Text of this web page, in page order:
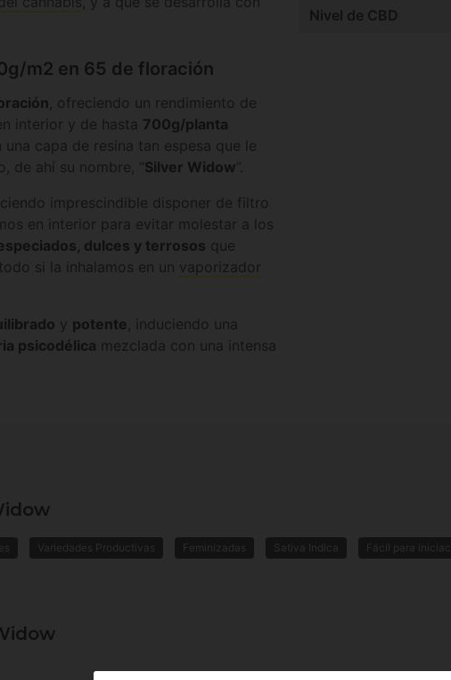
m2 en 65 de floración
, ofreciendo un rendimiento de
interior y de hasta 700g/planta
capa de resina tan espesa que le
de ahí su nombre, “Silver Widow”.
imprescindible disponer de filtro
en interior para evitar molestar a los
dulces y terrosos que
si la inhalamos en un vaporizador
y potente, induciendo una
psicodélica mezclada con una intensa
Nivel de CBD
Variedades Productivas Feminizadas Sativa Indica Fácil para